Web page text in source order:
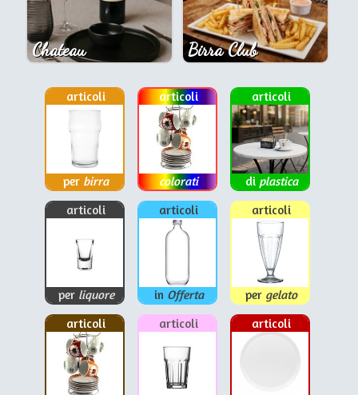
Chateau Birra Club
articoli
per birra
articoli
colorati
articoli
di plastica
articoli
per liquore
articoli
in Offerta
articoli
per gelato
articoli
articoli articoli